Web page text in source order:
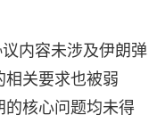
内容未涉及伊朗弹
相关要求也被弱
的核心问题均未得